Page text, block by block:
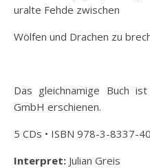
uralte Fehde zwischen
Wölfen und Drachen zu
Das gleichnamige Buch
GmbH erschienen.
5 CDs • ISBN 978-3-8337-
Interpret: Julian Greis